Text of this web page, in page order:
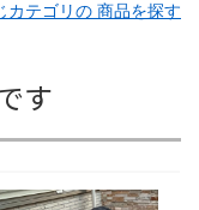
カテゴリの 商品を探す
す